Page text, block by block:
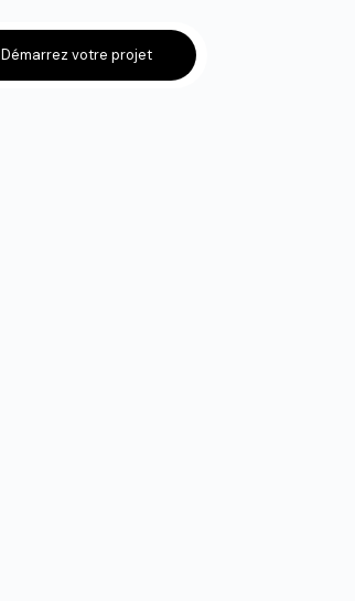
Démarrez votre projet